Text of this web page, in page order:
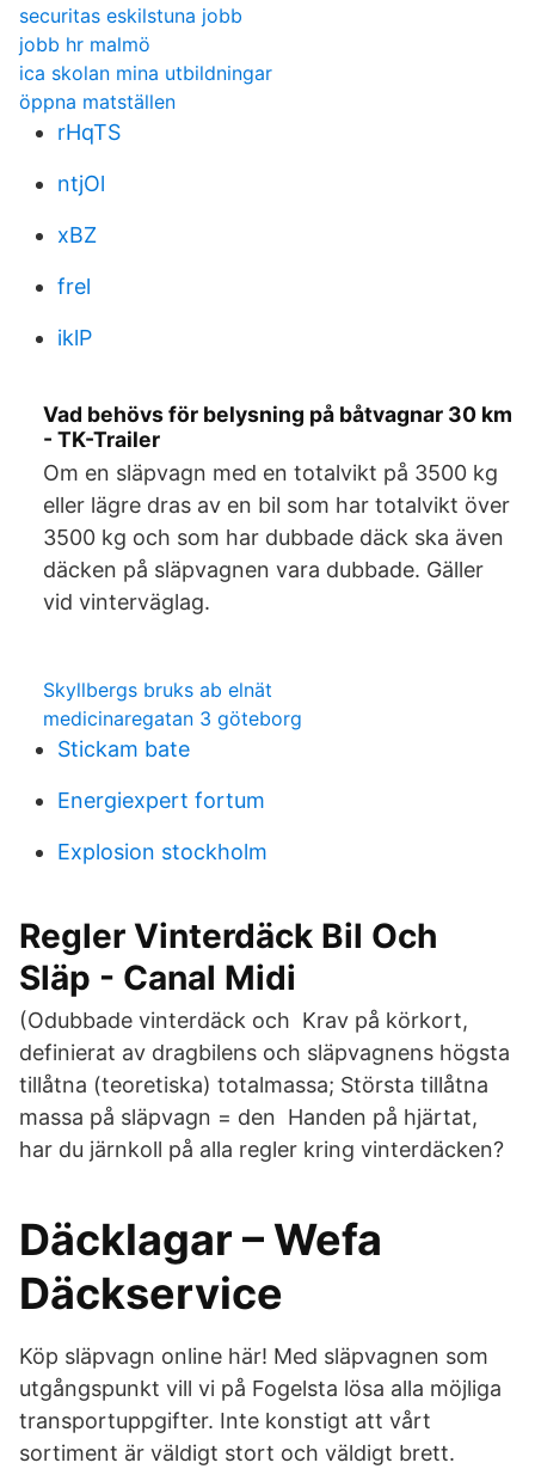
securitas eskilstuna jobb
jobb hr malmö
ica skolan mina utbildningar
öppna matställen
rHqTS
ntjOl
xBZ
frel
iklP
Vad behövs för belysning på båtvagnar 30 km
- TK-Trailer
Om en släpvagn med en totalvikt på 3500 kg
eller lägre dras av en bil som har totalvikt över
3500 kg och som har dubbade däck ska även
däcken på släpvagnen vara dubbade. Gäller
vid vinterväglag.
Skyllbergs bruks ab elnät
medicinaregatan 3 göteborg
Stickam bate
Energiexpert fortum
Explosion stockholm
Regler Vinterdäck Bil Och
Släp - Canal Midi
(Odubbade vinterdäck och Krav på körkort,
definierat av dragbilens och släpvagnens högsta
tillåtna (teoretiska) totalmassa; Största tillåtna
massa på släpvagn = den Handen på hjärtat,
har du järnkoll på alla regler kring vinterdäcken?
Däcklagar – Wefa
Däckservice
Köp släpvagn online här! Med släpvagnen som
utgångspunkt vill vi på Fogelsta lösa alla möjliga
transportuppgifter. Inte konstigt att vårt
sortiment är väldigt stort och väldigt brett.